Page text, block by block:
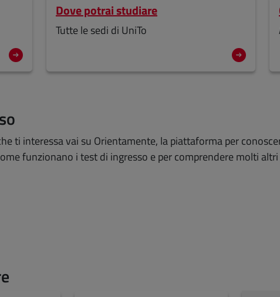
Dove potrai studiare
Tutte le sedi di UniTo
ti interessa vai su Orientamente, la piattaforma per
funzionano i test di ingresso e per comprendere molti altri